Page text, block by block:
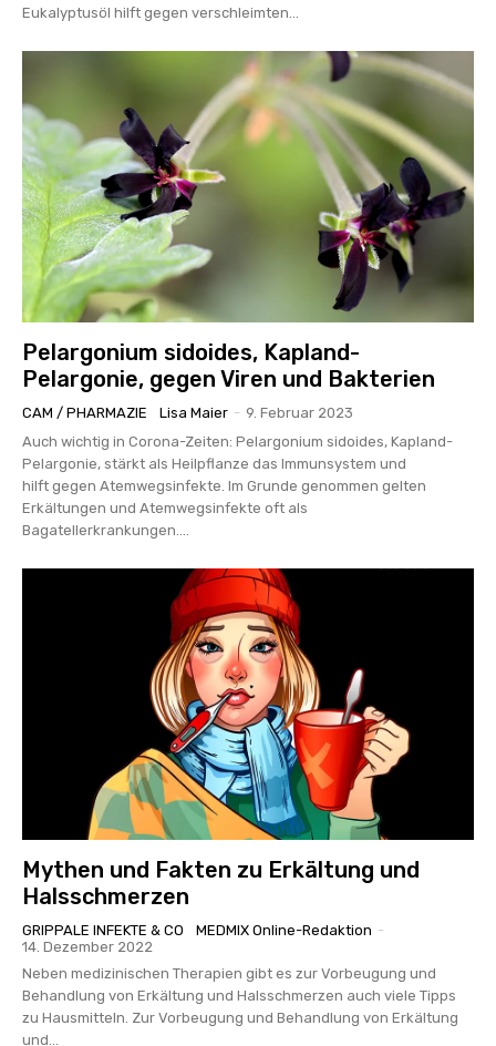
Eukalyptusöl hilft gegen verschleimten...
Pelargonium sidoides, Kapland-
Pelargonie, gegen Viren und Bakterien
CAM / PHARMAZIE Lisa Maier - 9. Februar 2023
Auch wichtig in Corona-Zeiten: Pelargonium sidoides, Kapland-
Pelargonie, stärkt als Heilpflanze das Immunsystem und
hilft gegen Atemwegsinfekte. Im Grunde genommen gelten
Erkältungen und Atemwegsinfekte oft als
Bagatellerkrankungen....
Mythen und Fakten zu Erkältung und
Halsschmerzen
GRIPPALE INFEKTE & CO MEDMIX Online-Redaktion -
14. Dezember 2022
Neben medizinischen Therapien gibt es zur Vorbeugung und
Behandlung von Erkältung und Halsschmerzen auch viele Tipps
zu Hausmitteln. Zur Vorbeugung und Behandlung von Erkältung
und...